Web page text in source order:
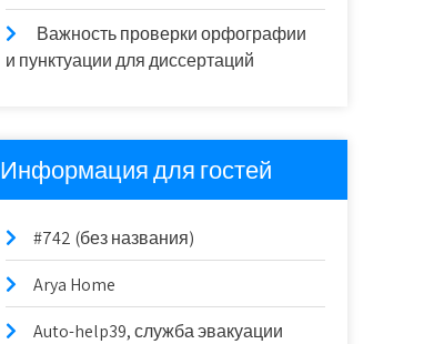
Важность проверки орфографии
и пунктуации для диссертаций
Информация для гостей
#742 (без названия)
Arya Home
Auto-help39, служба эвакуации